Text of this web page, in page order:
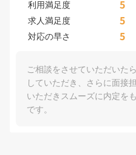
利用満足度 5
求人満足度 5
対応の早さ 5
ご相談をさせていただいた
していただき、さらに面接
いただきスムーズに内定を
です。